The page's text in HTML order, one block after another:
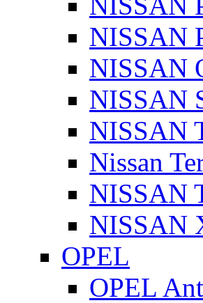
NISSAN
NISSAN
NISSAN
NISSAN
Nissan
NISSAN
NISSAN
OPEL
OPEL